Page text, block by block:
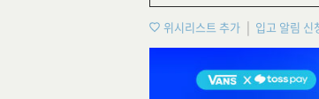
위시리스트 추가 입고 알림 신